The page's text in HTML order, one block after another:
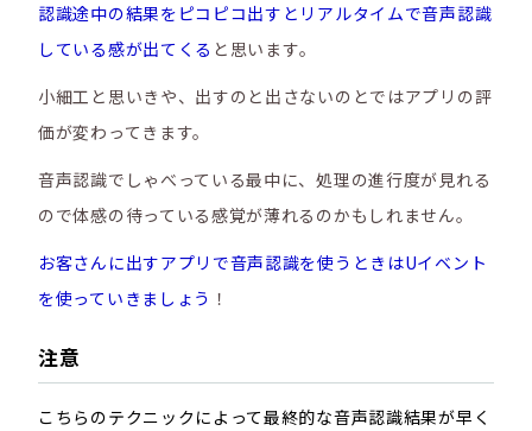
認識途中の結果をピコピコ出すとリアルタイムで音声認識
している感が出てくる と思います。
小細工と思いきや、出すのと出さないのとではアプリの評
価が変わってきます。
音声認識でしゃべっている最中に、処理の進行度が見れる
ので体感の待っている感覚が薄れるのかもしれません。
お客さんに出すアプリで音声認識を使うときはUイベント
を使っていきましょう ！
注意
こちらのテクニックによって最終的な音声認識結果が早く